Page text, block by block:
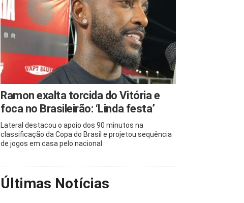
Ramon exalta torcida do Vitória e
foca no Brasileirão: ‘Linda festa’
Lateral destacou o apoio dos 90 minutos na
classificação da Copa do Brasil e projetou sequência
de jogos em casa pelo nacional
Últimas Notícias